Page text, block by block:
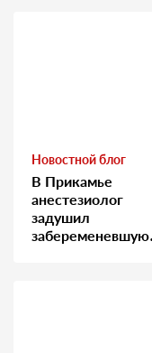
Новостной блог
В Прикамье
анестезиолог
задушил
забеременевшую